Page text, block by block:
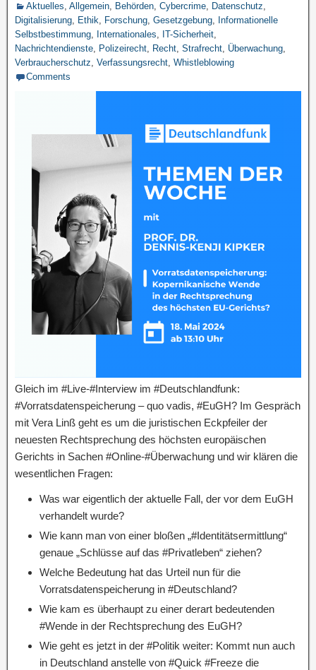
Aktuelles, Allgemein, Behörden, Cybercrime, Datenschutz,
Digitalisierung, Ethik, Forschung, Gesetzgebung, Informationelle
Selbstbestimmung, Internationales, IT-Sicherheit,
Nachrichtendienste, Polizeirecht, Recht, Strafrecht, Überwachung,
Verbraucherschutz, Verfassungsrecht, Whistleblowing
Comments
Gleich im #Live-#Interview im #Deutschlandfunk:
#Vorratsdatenspeicherung – quo vadis, #EuGH? Im Gespräch
mit Vera Linß geht es um die juristischen Eckpfeiler der
neuesten Rechtsprechung des höchsten europäischen
Gerichts in Sachen #Online-#Überwachung und wir klären die
wesentlichen Fragen:
Was war eigentlich der aktuelle Fall, der vor dem EuGH
verhandelt wurde?
Wie kann man von einer bloßen „#Identitätsermittlung“
genaue „Schlüsse auf das #Privatleben“ ziehen?
Welche Bedeutung hat das Urteil nun für die
Vorratsdatenspeicherung in #Deutschland?
Wie kam es überhaupt zu einer derart bedeutenden
#Wende in der Rechtsprechung des EuGH?
Wie geht es jetzt in der #Politik weiter: Kommt nun auch
in Deutschland anstelle von #Quick #Freeze die